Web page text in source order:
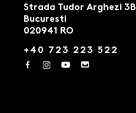
Strada Tudor Arghezi 3B
Bucuresti
020941 RO
+40 723 223 522